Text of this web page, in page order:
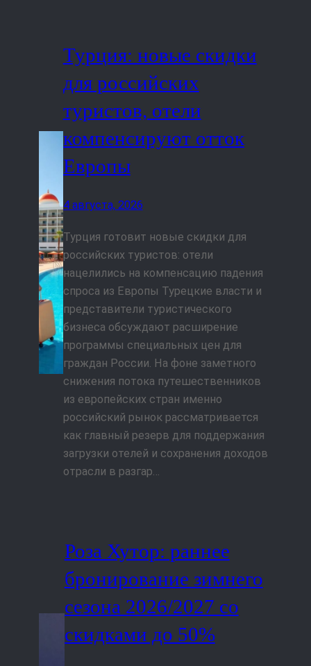
Турция: новые скидки
для российских
туристов, отели
компенсируют отток
Европы
4 августа, 2026
Турция готовит новые скидки для
российских туристов: отели
нацелились на компенсацию падения
спроса из Европы Турецкие власти и
представители туристического
бизнеса обсуждают расширение
программы специальных цен для
граждан России. На фоне заметного
снижения потока путешественников
из европейских стран именно
российский рынок рассматривается
как главный резерв для поддержания
загрузки отелей и сохранения доходов
отрасли в разгар…
Роза Хутор: раннее
бронирование зимнего
сезона 2026/2027 со
скидками до 50%